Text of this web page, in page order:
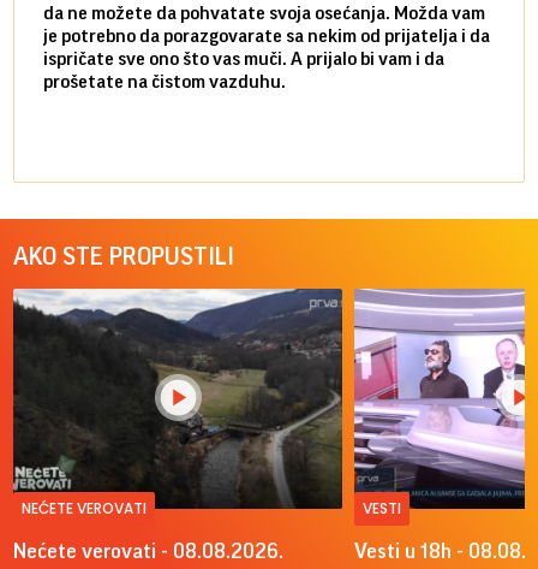
da ne možete da pohvatate svoja osećanja. Možda vam
je potrebno da porazgovarate sa nekim od prijatelja i da
ispričate sve ono što vas muči. A prijalo bi vam i da
prošetate na čistom vazduhu.
AKO STE PROPUSTILI
NEĆETE VEROVATI
Nećete verovati - 08.08.2026.
VESTI
Vesti u 18h -